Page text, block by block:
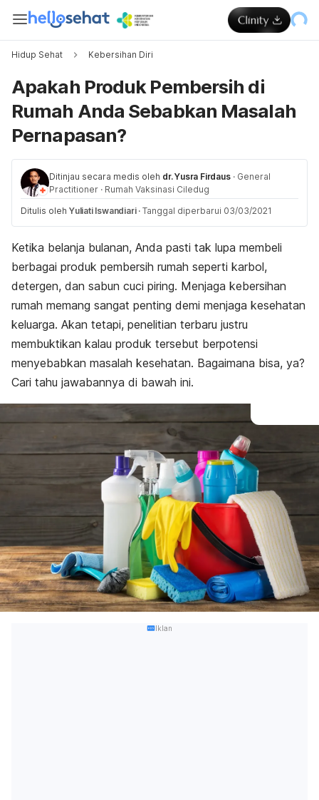
Hidup Sehat Kebersihan Diri
Apakah Produk Pembersih di
Rumah Anda Sebabkan Masalah
Pernapasan?
Ditinjau secara medis oleh dr. Yusra Firdaus · General
Practitioner · Rumah Vaksinasi Ciledug
Ditulis oleh Yuliati Iswandiari · Tanggal diperbarui 03/03/2021
Ketika belanja bulanan, Anda pasti tak lupa membeli
berbagai produk pembersih rumah seperti karbol,
detergen, dan sabun cuci piring. Menjaga kebersihan
rumah memang sangat penting demi menjaga kesehatan
keluarga. Akan tetapi, penelitian terbaru justru
membuktikan kalau produk tersebut berpotensi
menyebabkan masalah kesehatan. Bagaimana bisa, ya?
Cari tahu jawabannya di bawah ini.
Iklan